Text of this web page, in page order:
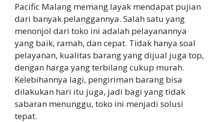
Pacific Malang memang layak mendapat pujian
dari banyak pelanggannya. Salah satu yang
menonjol dari toko ini adalah pelayanannya
yang baik, ramah, dan cepat. Tidak hanya soal
pelayanan, kualitas barang yang dijual juga top,
dengan harga yang terbilang cukup murah.
Kelebihannya lagi, pengiriman barang bisa
dilakukan hari itu juga, jadi bagi yang tidak
sabaran menunggu, toko ini menjadi solusi
tepat.